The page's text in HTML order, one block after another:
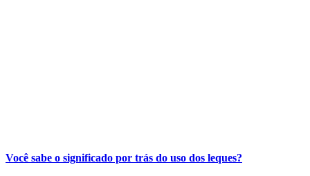
Você sabe o significado por trás do uso dos leques?